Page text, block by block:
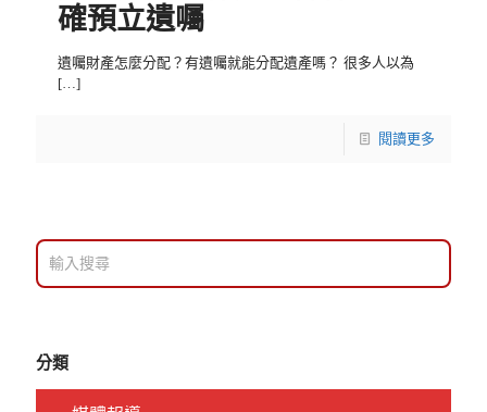
確預立遺囑
遺囑財產怎麼分配？有遺囑就能分配遺產嗎？ 很多人以為
[…]
閱讀更多
分類